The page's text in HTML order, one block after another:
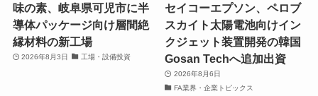
味の素、岐阜県可児市に半
導体パッケージ向け層間絶
縁材料の新工場
2026年8月3日 工場・設備投資
セイコーエプソン、ペロブ
スカイト太陽電池向けイン
クジェット装置開発の韓国
Gosan Techへ追加出資
2026年8月6日
FA業界・企業トピックス